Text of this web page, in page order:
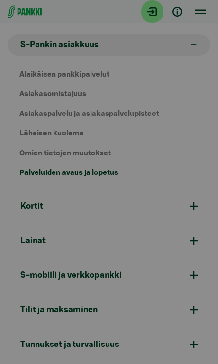
Siirry suoraan sisältöön
S-Pankin asiakkuus
Alaikäisen pankkipalvelut
Asiakasomistajuus
Asiakaspalvelu ja asiakaspalvelupisteet
Läheisen kuolema
Omien tietojen muutokset
Palveluiden avaus ja lopetus
Kortit
Lainat
S-mobiili ja verkkopankki
Tilit ja maksaminen
Tunnukset ja turvallisuus